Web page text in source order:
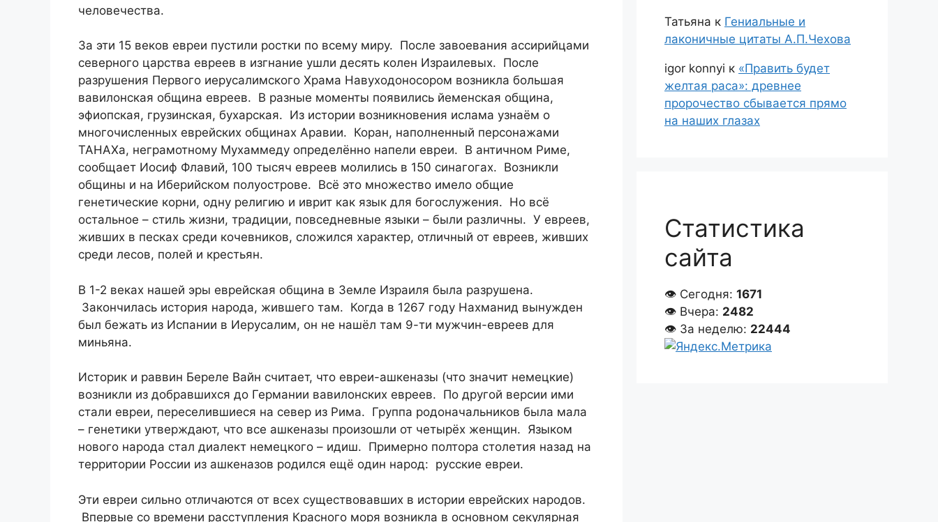
человечества.
За эти 15 веков евреи пустили ростки по всему миру. После завоевания ассирийцами
северного царства евреев в изгнание ушли десять колен Израилевых. После
разрушения Первого иерусалимского Храма Навуходоносором возникла большая
вавилонская община евреев. В разные моменты появились йеменская община,
эфиопская, грузинская, бухарская. Из истории возникновения ислама узнаём о
многочисленных еврейских общинах Аравии. Коран, наполненный персонажами
ТАНАХа, неграмотному Мухаммеду определённо напели евреи. В античном Риме,
сообщает Иосиф Флавий, 100 тысяч евреев молились в 150 синагогах. Возникли
общины и на Иберийском полуострове. Всё это множество имело общие
генетические корни, одну религию и иврит как язык для богослужения. Но всё
остальное – стиль жизни, традиции, повседневные языки – были различны. У евреев,
живших в песках среди кочевников, сложился характеp, отличный от евреев, живших
среди лесов, полей и крестьян.
В 1-2 веках нашей эры еврейская община в Земле Израиля была разрушена.
Закончилась история народа, жившего там. Когда в 1267 году Нахманид вынужден
был бежать из Испании в Иерусалим, он не нашёл там 9-ти мужчин-евреев для
миньяна.
Историк и раввин Береле Вайн считает, что евреи-ашкеназы (что значит немецкие)
возникли из добравшихся до Германии вавилонских евреев. По другой версии ими
стали евреи, переселившиеся на север из Рима. Группа родоначальников была мала
– генетики утверждают, что все ашкеназы произошли от четырёх женщин. Языком
нового народа стал диалект немецкого – идиш. Примерно полтора столетия назад на
территории России из ашкеназов родился ещё один народ: русские евреи.
Эти евреи сильно отличаются от всех существовавших в истории еврейских народов.
Впервые со времени расступления Красного моря возникла в основном секулярная
Татьяна к Гениальные и
лаконичные цитаты А.П.Чехова
igor konnyi к «Править будет
желтая раса»: древнее
пророчество сбывается прямо
на наших глазах
Статистика
сайта
👁 Сегодня: 1671
👁 Вчера: 2482
👁 За неделю: 22444